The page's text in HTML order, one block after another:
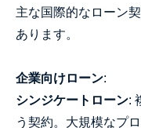
主な国際的なローン
あります。
企業向けローン:
シンジケートローン:
う契約。大規模なプ